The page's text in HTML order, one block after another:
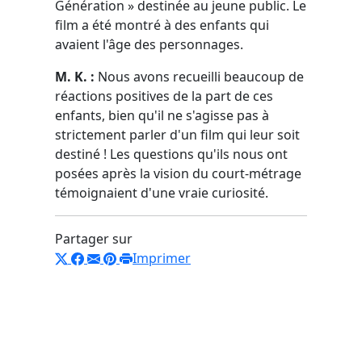
Génération » destinée au jeune public. Le
film a été montré à des enfants qui
avaient l'âge des personnages.
M. K. : Nous avons recueilli beaucoup de
réactions positives de la part de ces
enfants, bien qu'il ne s'agisse pas à
strictement parler d'un film qui leur soit
destiné ! Les questions qu'ils nous ont
posées après la vision du court-métrage
témoignaient d'une vraie curiosité.
Partager sur
Imprimer